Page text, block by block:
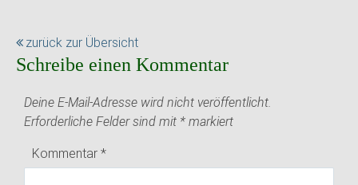
zurück zur Übersicht
Schreibe einen Kommentar
Deine E-Mail-Adresse wird nicht veröffentlicht.
Erforderliche Felder sind mit * markiert
Kommentar *